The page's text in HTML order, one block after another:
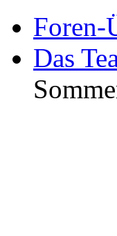
Foren-
Das